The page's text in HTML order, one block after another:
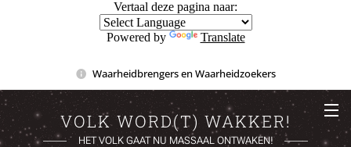
Vertaal deze pagina naar:
Powered by Translate
Waarheidbrengers en Waarheidzoekers
VOLK WORD(T) WAKKER!
HET VOLK GAAT NU MASSAAL ONTWAKEN!